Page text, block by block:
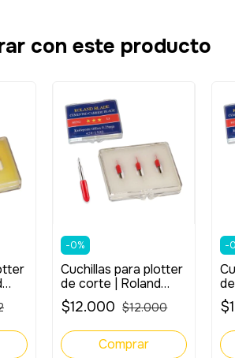
con este producto
-0%
Cuchillas para plotter
de corte | Roland
Blade 45° (3 un.)
$12.000 $12.000
-